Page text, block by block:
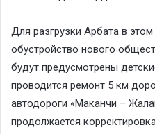
Для разгрузки Арбата в
обустройство нового
будут предусмотрены
проводится ремонт 5 км
автодороги «Маканчи –
продолжается